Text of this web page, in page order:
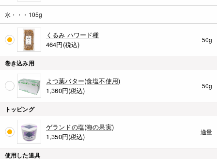
水・・・105g
くるみ ハワード種
464円(税込)
50g
巻き込み用
よつ葉バター(食塩不使用)
1,360円(税込)
50g
トッピング
ゲランドの塩(海の果実)
1,350円(税込)
適量
使用した道具